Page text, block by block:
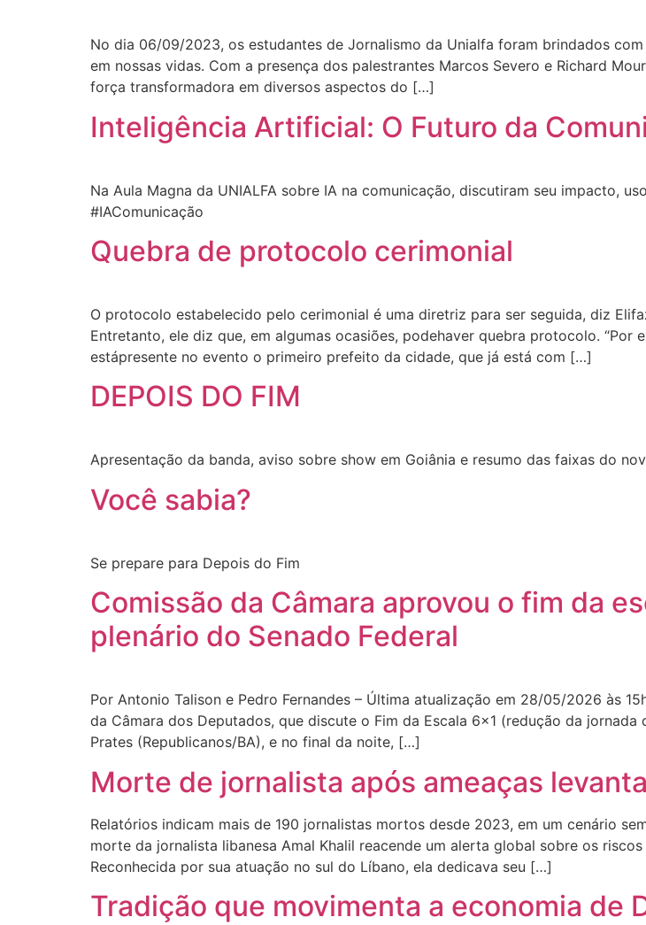
No dia 06/09/2023, os estudantes de Jornalismo da Unialfa foram brindados
em nossas vidas. Com a presença dos palestrantes Marcos Severo e Richard
força transformadora em diversos aspectos do […]
Inteligência Artificial: O Futuro da
Na Aula Magna da UNIALFA sobre IA na comunicação, discutiram seu impacto,
#IAComunicação
Quebra de protocolo cerimonial
O protocolo estabelecido pelo cerimonial é uma diretriz para ser seguida, diz
Entretanto, ele diz que, em algumas ocasiões, podehaver quebra protocolo.
estápresente no evento o primeiro prefeito da cidade, que já está com […]
DEPOIS DO FIM
Apresentação da banda, aviso sobre show em Goiânia e resumo das faixas do
Você sabia?
Se prepare para Depois do Fim
Comissão da Câmara aprovou o fim da
plenário do Senado Federal
Por Antonio Talison e Pedro Fernandes – Última atualização em 28/05/2026 às
da Câmara dos Deputados, que discute o Fim da Escala 6×1 (redução da
Prates (Republicanos/BA), e no final da noite, […]
Morte de jornalista após ameaças
Relatórios indicam mais de 190 jornalistas mortos desde 2023, em um cenário
morte da jornalista libanesa Amal Khalil reacende um alerta global sobre os
Reconhecida por sua atuação no sul do Líbano, ela dedicava seu […]
Tradição que movimenta a economia de